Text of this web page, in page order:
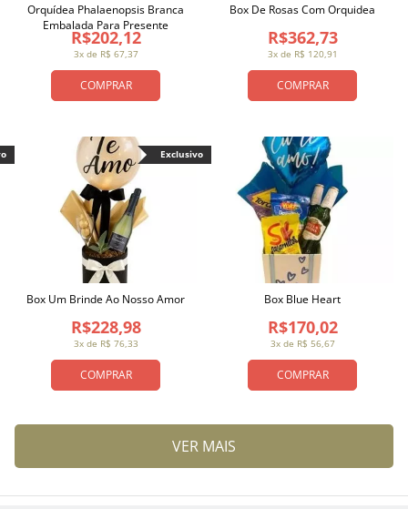
COMPRAR
3x de R$ 67,37
R$202,12
Orquídea Phalaenopsis Branca
Embalada Para Presente
COMPRAR
3x de R$ 120,91
R$362,73
Box De Rosas Com Orquidea
COMPRAR
3x de R$ 76,33
R$228,98
Box Um Brinde Ao Nosso Amor
Exclusivo
COMPRAR
3x de R$ 56,67
R$170,02
Box Blue Heart
VER MAIS